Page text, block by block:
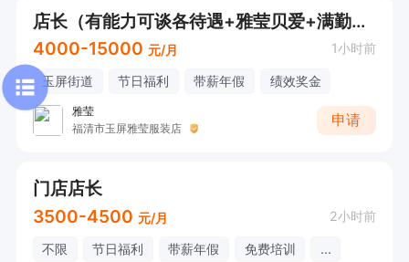
店长（有能力可谈各待遇+雅莹贝爱+满勤+绩效+带薪年假）
4000-15000 元/月 1小时前
玉屏街道 节日福利 带薪年假 绩效奖金
雅莹
福清市玉屏雅莹服装店
申请
门店店长
3500-4500 元/月 2小时前
不限 节日福利 带薪年假 免费培训 ...